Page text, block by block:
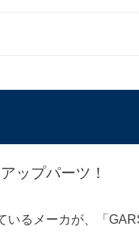
ップパーツ！
るメーカが、「